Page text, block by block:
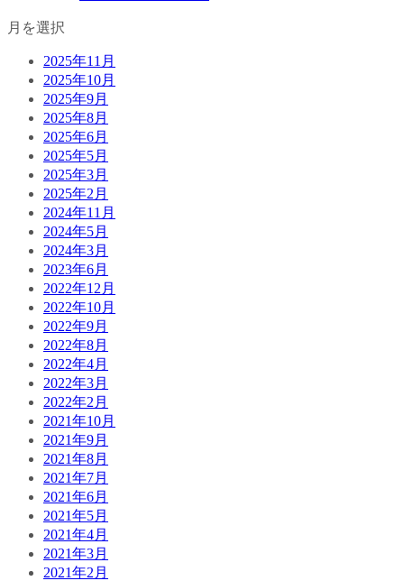
月を選択
2025年11月
2025年10月
2025年9月
2025年8月
2025年6月
2025年5月
2025年3月
2025年2月
2024年11月
2024年5月
2024年3月
2023年6月
2022年12月
2022年10月
2022年9月
2022年8月
2022年4月
2022年3月
2022年2月
2021年10月
2021年9月
2021年8月
2021年7月
2021年6月
2021年5月
2021年4月
2021年3月
2021年2月